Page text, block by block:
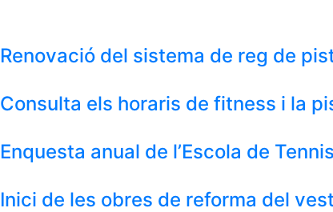
Renovació del sistema de reg de
Consulta els horaris de fitness i la
Enquesta anual de l’Escola de
Inici de les obres de reforma del